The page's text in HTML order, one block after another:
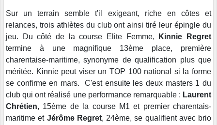
Sur un terrain semble t'il exigeant, riche en côtes et
relances, trois athlètes du club ont ainsi tiré leur épingle du
jeu. Du côté de la course Elite Femme,
Kinnie Regret
termine à une magnifique 13ème place, première
charentaise-maritime, synonyme de qualification plus que
méritée. Kinnie peut viser un TOP 100 national si la forme
se confirme en mars. C'est ensuite les deux masters 1 du
club qui ont réalisé une performance remarquable : Laurent
Chrétien, 15ème de la course M1 et premier charentais-
maritime et Jérôme Regret, 24ème, se qualifient avec brio